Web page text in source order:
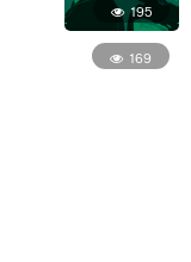
195
169